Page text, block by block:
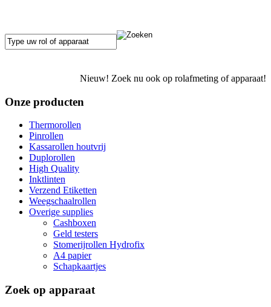
Nieuw! Zoek nu ook op rolafmeting of apparaat!
Onze producten
Thermorollen
Pinrollen
Kassarollen houtvrij
Duplorollen
High Quality
Inktlinten
Verzend Etiketten
Weegschaalrollen
Overige supplies
Cashboxen
Geld testers
Stomerijrollen Hydrofix
A4 papier
Schapkaartjes
Zoek op apparaat